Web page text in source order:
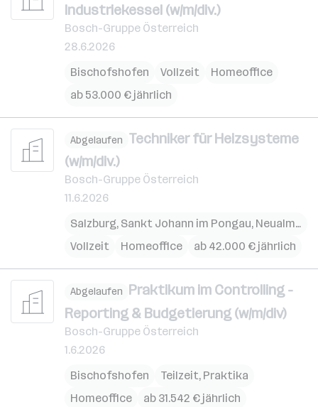
Industriekessel (w/m/div.)
Bosch-Gruppe Österreich
28.6.2026
Bischofshofen
Vollzeit
Homeoffice
ab 53.000 € jährlich
Abgelaufen Techniker für Heizsysteme
(w/m/div.)
Bosch-Gruppe Österreich
11.6.2026
Salzburg, Sankt Johann im Pongau, Neualm,
Vollzeit
Homeoffice ab 42.000 € jährlich
Abgelaufen Praktikum im Controlling -
Reporting & Budgetierung (w/m/div)
Bosch-Gruppe Österreich
1.6.2026
Bischofshofen
Teilzeit, Praktika
Homeoffice
ab 31.542 € jährlich